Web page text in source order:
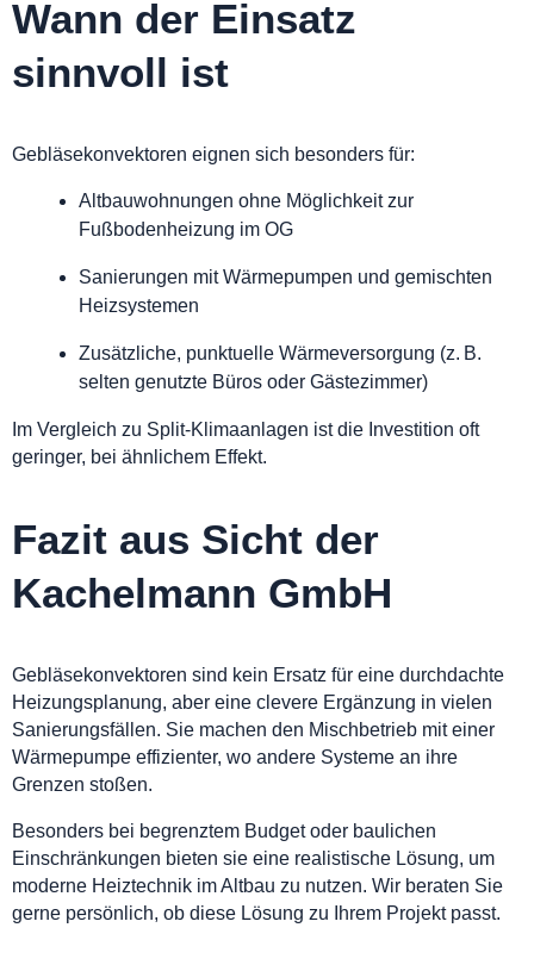
Wann der Einsatz
sinnvoll ist
Gebläsekonvektoren eignen sich besonders für:
Altbauwohnungen ohne Möglichkeit zur
Fußbodenheizung im OG
Sanierungen mit Wärmepumpen und gemischten
Heizsystemen
Zusätzliche, punktuelle Wärmeversorgung (z. B.
selten genutzte Büros oder Gästezimmer)
Im Vergleich zu Split-Klimaanlagen ist die Investition oft
geringer, bei ähnlichem Effekt.
Fazit aus Sicht der
Kachelmann GmbH
Gebläsekonvektoren sind kein Ersatz für eine durchdachte
Heizungsplanung, aber eine clevere Ergänzung in vielen
Sanierungsfällen. Sie machen den Mischbetrieb mit einer
Wärmepumpe effizienter, wo andere Systeme an ihre
Grenzen stoßen.
Besonders bei begrenztem Budget oder baulichen
Einschränkungen bieten sie eine realistische Lösung, um
moderne Heiztechnik im Altbau zu nutzen. Wir beraten Sie
gerne persönlich, ob diese Lösung zu Ihrem Projekt passt.